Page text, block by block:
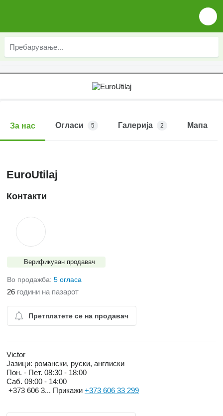
За нас Огласи 5 Галерија 2 Мапа
EuroUtilaj
Контакти
Верификуван продавач
Во продажба: 5 огласа
26 години на пазарот
Претплатете се на продавач
Victor
Јазици: романски, руски, англиски
Пон. - Пет. 08:30 - 18:00
Саб. 09:00 - 14:00
+373 606 3... Прикажи +373 606 33 299